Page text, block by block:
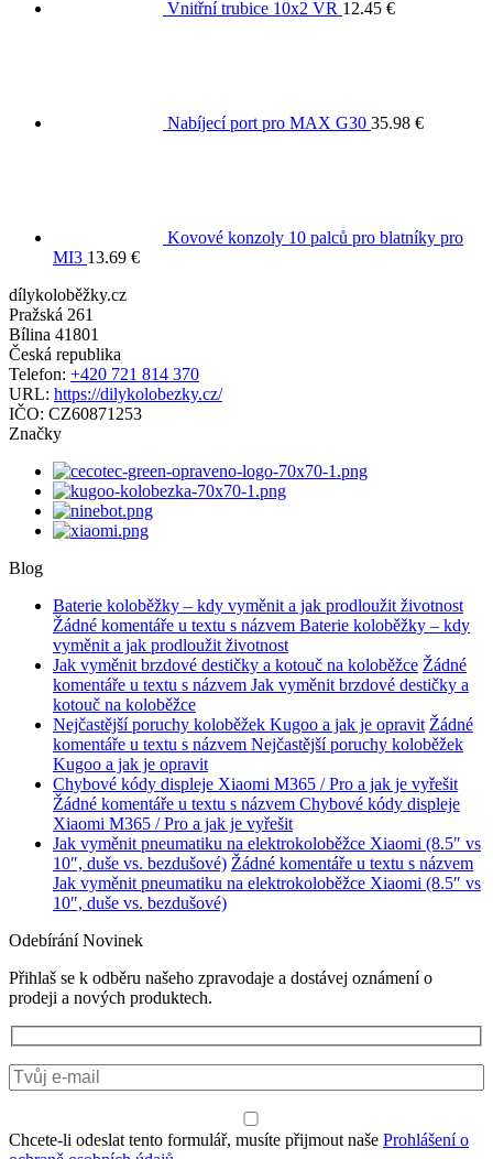
Vnitřní trubice 10x2 VR 12.45 €
Nabíjecí port pro MAX G30 35.98 €
Kovové konzoly 10 palců pro blatníky pro
MI3 13.69 €
dílykoloběžky.cz
Pražská 261
Bílina 41801
Česká republika
Telefon: +420 721 814 370
URL: https://dilykolobezky.cz/
IČO: CZ60871253
Značky
Blog
Baterie koloběžky – kdy vyměnit a jak prodloužit životnost
Žádné komentáře u textu s názvem Baterie koloběžky – kdy
vyměnit a jak prodloužit životnost
Jak vyměnit brzdové destičky a kotouč na koloběžce Žádné
komentáře u textu s názvem Jak vyměnit brzdové destičky a
kotouč na koloběžce
Nejčastější poruchy koloběžek Kugoo a jak je opravit Žádné
komentáře u textu s názvem Nejčastější poruchy koloběžek
Kugoo a jak je opravit
Chybové kódy displeje Xiaomi M365 / Pro a jak je vyřešit
Žádné komentáře u textu s názvem Chybové kódy displeje
Xiaomi M365 / Pro a jak je vyřešit
Jak vyměnit pneumatiku na elektrokoloběžce Xiaomi (8.5″ vs
10″, duše vs. bezdušové) Žádné komentáře u textu s názvem
Jak vyměnit pneumatiku na elektrokoloběžce Xiaomi (8.5″ vs
10″, duše vs. bezdušové)
Odebírání Novinek
Přihlaš se k odběru našeho zpravodaje a dostávej oznámení o
prodeji a nových produktech.
Chcete-li odeslat tento formulář, musíte přijmout naše Prohlášení o